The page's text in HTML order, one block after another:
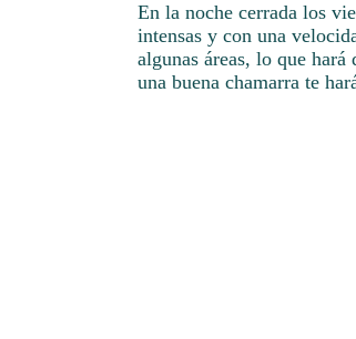
En la noche cerrada los
intensas y con una
algunas áreas, lo que
una buena chamarra te